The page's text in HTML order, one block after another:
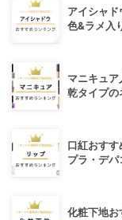
アイシャ
色&ラメ入
マニキュ
乾タイプの
口紅おす
プラ・デパ
化粧下地お